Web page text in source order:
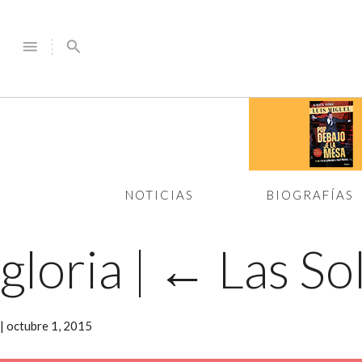
menu search
NOTICIAS BIOGRAFÍAS
gloria | ← Las
| octubre 1, 2015